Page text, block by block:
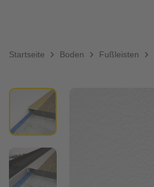
Startseite Boden Fußleisten